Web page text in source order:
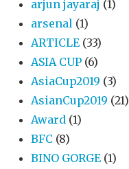
arjun jayaraj (1)
arsenal (1)
ARTICLE (33)
ASIA CUP (6)
AsiaCup2019 (3)
AsianCup2019 (21)
Award (1)
BFC (8)
BINO GORGE (1)